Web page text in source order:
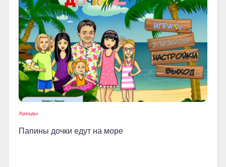
Аркады
Папины дочки едут на море